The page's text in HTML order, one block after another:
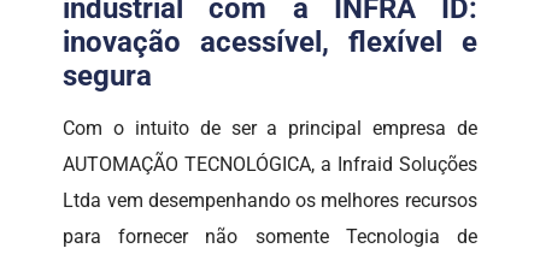
industrial com a INFRA ID:
inovação acessível, flexível e
segura
Com o intuito de ser a principal empresa de
AUTOMAÇÃO TECNOLÓGICA, a Infraid Soluções
Ltda vem desempenhando os melhores recursos
para fornecer não somente Tecnologia de